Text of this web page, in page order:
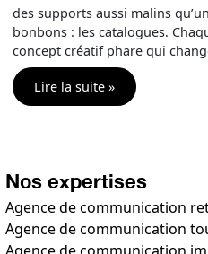
des supports aussi malins
bonbons : les catalogues.
concept créatif phare qui
Lire la suite »
Nos expertises
Agence de communication
Agence de communication